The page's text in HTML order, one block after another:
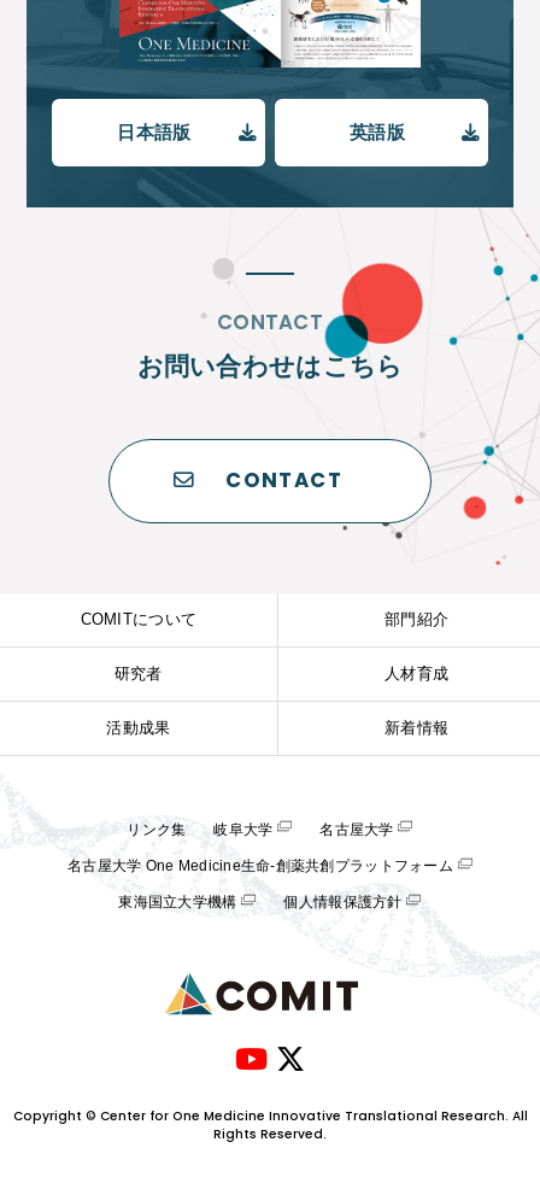
日本語版 英語版
CONTACT
お問い合わせはこちら
CONTACT
COMITについて 部門紹介
研究者 人材育成
活動成果 新着情報
リンク集 岐阜大学 名古屋大学
名古屋大学 One Medicine生命-創薬共創プラットフォーム
東海国立大学機構 個人情報保護方針
Copyright © Center for One Medicine Innovative Translational Research. All
Rights Reserved.